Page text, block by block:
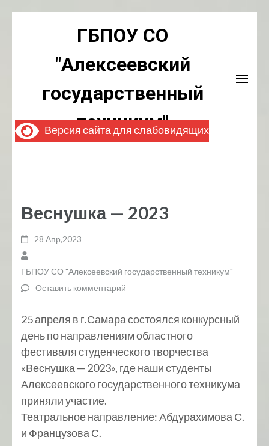
ГБПОУ СО
"Алексеевский
государственный
техникум"
Веснушка — 2023
28 Апр,2023
ГБПОУ СО "Алексеевский государственный техникум"
Оставить комментарий
25 апреля в г.Самара состоялся конкурсный
день по направлениям областного
фестиваля студенческого творчества
«Веснушка — 2023», где наши студенты
Алексеевского государственного техникума
приняли участие.
Театральное направление: Абдурахимова С.
и Французова С.
Версия сайта для слабовидящих